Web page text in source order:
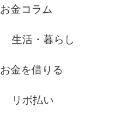
お金コラム
生活・暮らし
お金を借りる
リボ払い